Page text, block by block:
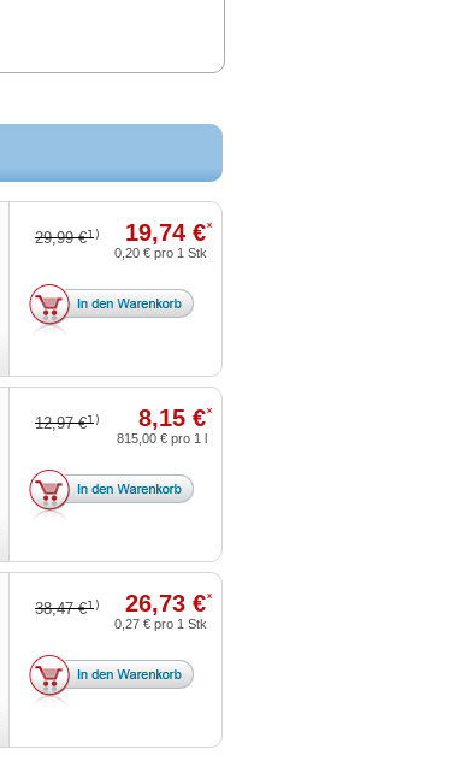
29,99 €1) 19,74 €*
0,20 € pro 1 Stk
12,97 €1) 8,15 €*
815,00 € pro 1 l
38,47 €1) 26,73 €*
0,27 € pro 1 Stk